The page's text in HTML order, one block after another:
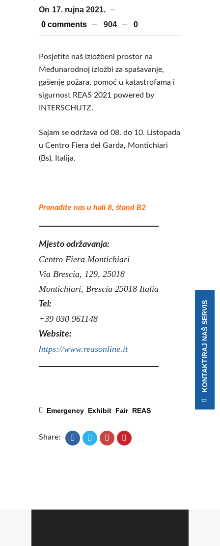
On 17. rujna 2021.
0 comments
904 0
Posjetite naš izložbeni prostor na
Međunarodnoj izložbi za spašavanje,
gašenje požara, pomoć u katastrofama i
sigurnost REAS 2021 powered by
INTERSCHUTZ.
Sajam se održava od 08. do 10. Listopada
u Centro Fiera del Garda, Montichiari
(Bs), Italija.
Pronađite nas u hali 8, štand B2
Mjesto održavanja:
Centro Fiera Montichiari
Via Brescia, 129, 25018
Montichiari, Brescia 25018 Italia
Tel:
+39 030 961148
Website:
https://www.reasonline.it
Emergency Exhibit Fair REAS
Share:
KONTAKTIRAJ NAŠ SERVIS